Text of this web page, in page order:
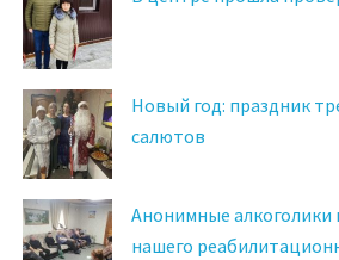
Новый год: праздник
салютов
Анонимные алкоголики
нашего